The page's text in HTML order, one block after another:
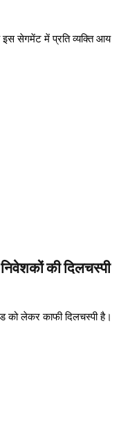
इस सेगमेंट में प्रति व्यक्ति आय
की दिलचस्पी
लेकर काफी दिलचस्पी है।